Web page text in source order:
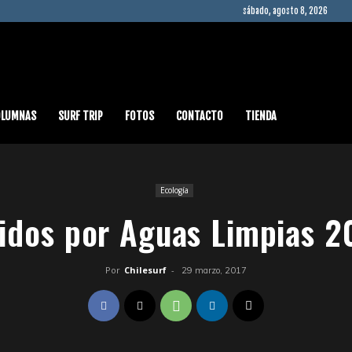
sábado, agosto 8, 2026
SURF TRIP FOTOS CONTACTO TIENDA
Ecología
por Aguas Limpias
Por Chilesurf - 29 marzo, 2017